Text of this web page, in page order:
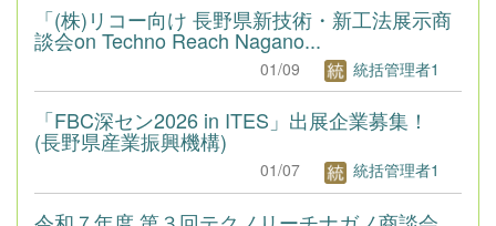
「(株)リコー向け 長野県新技術・新工法展示商
談会on Techno Reach Nagano...
01/09 統括管理者1
「FBC深セン2026 in ITES」出展企業募集！
(長野県産業振興機構)
01/07 統括管理者1